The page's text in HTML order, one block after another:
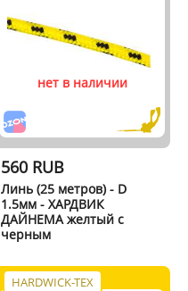
нет в наличии
560 RUB
Линь (25 метров) - D
1.5мм - ХАРДВИК
ДАЙНЕМА желтый с
черным
HARDWICK-TEX